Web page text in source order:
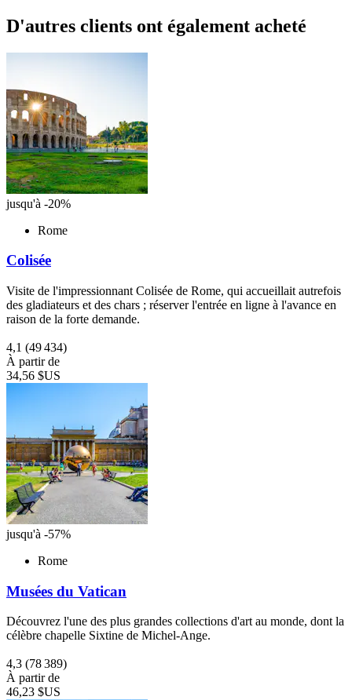
D'autres clients ont également acheté
jusqu'à -20%
Rome
Colisée
Visite de l'impressionnant Colisée de Rome, qui accueillait autrefois
des gladiateurs et des chars ; réserver l'entrée en ligne à l'avance en
raison de la forte demande.
4,1 (49 434)
À partir de
34,56 $US
jusqu'à -57%
Rome
Musées du Vatican
Découvrez l'une des plus grandes collections d'art au monde, dont la
célèbre chapelle Sixtine de Michel-Ange.
4,3 (78 389)
À partir de
46,23 $US